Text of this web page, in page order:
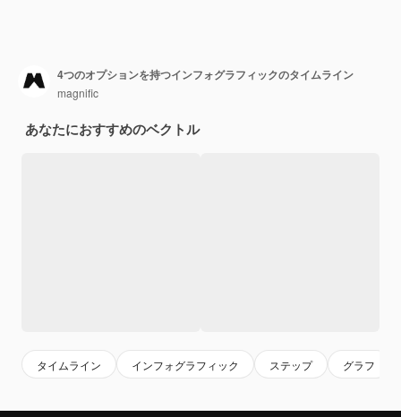
4つのオプションを持つインフォグラフィックのタイムライン
magnific
あなたにおすすめのベクトル
タイムライン インフォグラフィック ステップ グラフ